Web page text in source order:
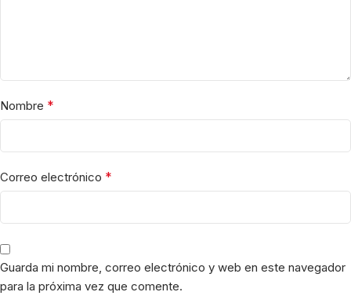
Nombre *
Correo electrónico *
Guarda mi nombre, correo electrónico y web en este navegador
para la próxima vez que comente.